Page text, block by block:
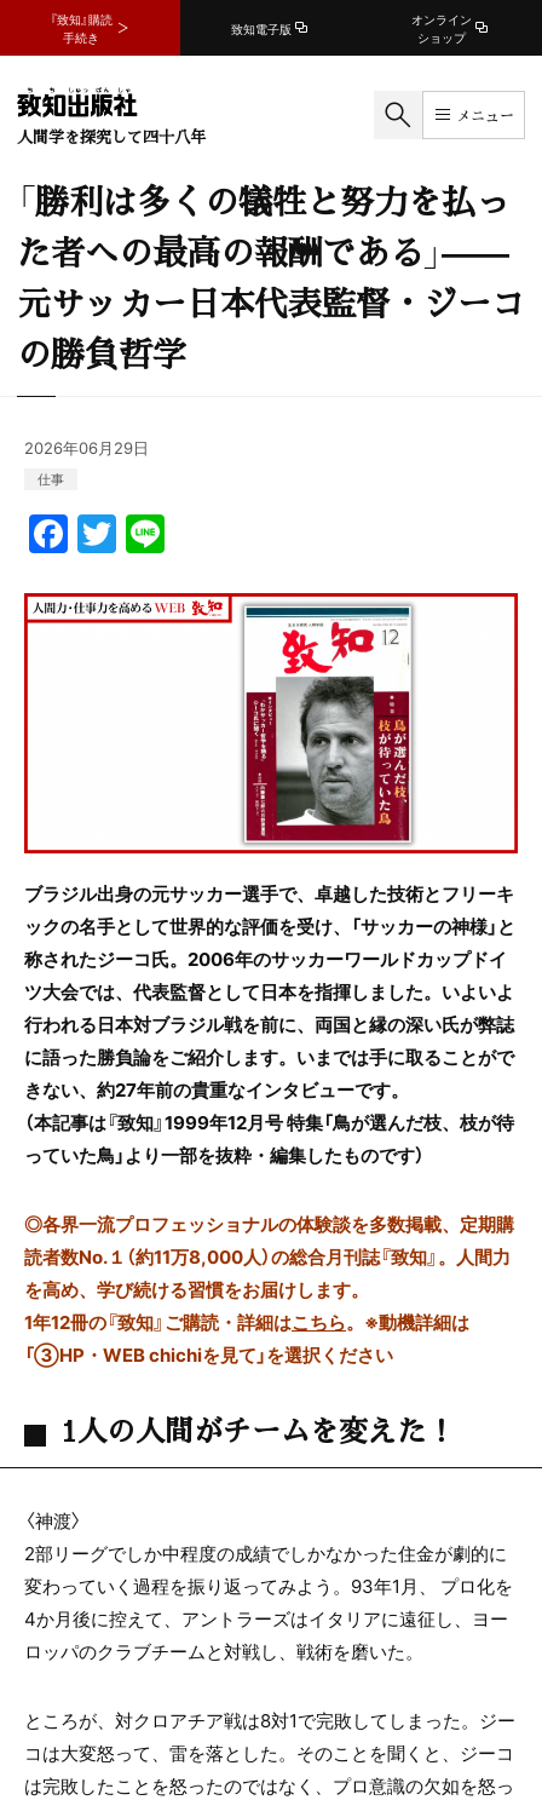
『致知』購読
手続き
致知電子版
オンライン
ショップ
人間学を探究して四十八年
メニュー
「勝利は多くの犠牲と努力を払っ
た者への最高の報酬である」——
元サッカー日本代表監督・ジーコ
の勝負哲学
2026年06月29日
仕事
F
a
c
T
w
itte
ブラジル出身の元サッカー選手で、卓越した技術とフリーキ
ックの名手として世界的な評価を受け、「サッカーの神様」と
称されたジーコ氏。2006年のサッカーワールドカップドイ
ツ大会では、代表監督として日本を指揮しました。いよいよ
行われる日本対ブラジル戦を前に、両国と縁の深い氏が弊誌
に語った勝負論をご紹介します。いまでは手に取ることがで
きない、約27年前の貴重なインタビューです。
（本記事は『致知』1999年12月号 特集「鳥が選んだ枝、枝が待
っていた鳥」より一部を抜粋・編集したものです）
◎各界一流プロフェッショナルの体験談を多数掲載、定期購
読者数No.１（約11万8,000人）の総合月刊誌『致知』。人間力
を高め、学び続ける習慣をお届けします。
1年12冊の『致知』ご購読・詳細はこちら。 ※動機詳細は
「③HP・WEB chichiを見て」を選択ください
1人の人間がチームを変えた！
〈神渡〉
2部リーグでしか中程度の成績でしかなかった住金が劇的に
変わっていく過程を振り返ってみよう。93年1月、 プロ化を
4か月後に控えて、アントラーズはイタリアに遠征し、ヨー
ロッパのクラブチームと対戦し、戦術を磨いた。
ところが、対クロアチア戦は8対1で完敗してしまった。ジー
コは大変怒って、雷を落とした。そのことを聞くと、ジーコ
は完敗したことを怒ったのではなく、プロ意識の欠如を怒っ